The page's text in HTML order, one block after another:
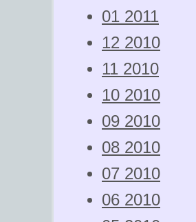
01 2011
12 2010
11 2010
10 2010
09 2010
08 2010
07 2010
06 2010